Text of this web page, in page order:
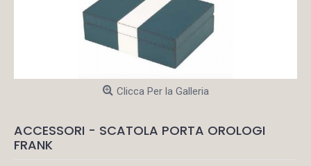
Clicca Per la Galleria
ACCESSORI - SCATOLA PORTA OROLOGI
FRANK